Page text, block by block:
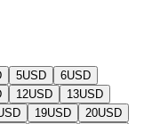
5USD 6USD
12USD 13USD
19USD 20USD